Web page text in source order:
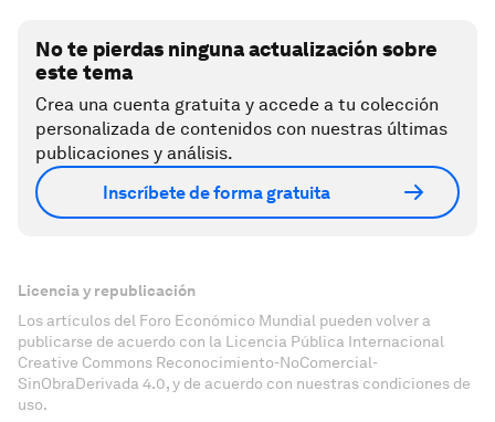
No te pierdas ninguna actualización sobre
este tema
Crea una cuenta gratuita y accede a tu colección
personalizada de contenidos con nuestras últimas
publicaciones y análisis.
Inscríbete de forma gratuita
Licencia y republicación
Los artículos del Foro Económico Mundial pueden volver a
publicarse de acuerdo con la Licencia Pública Internacional
Creative Commons Reconocimiento-NoComercial-
SinObraDerivada 4.0, y de acuerdo con nuestras condiciones de
uso.